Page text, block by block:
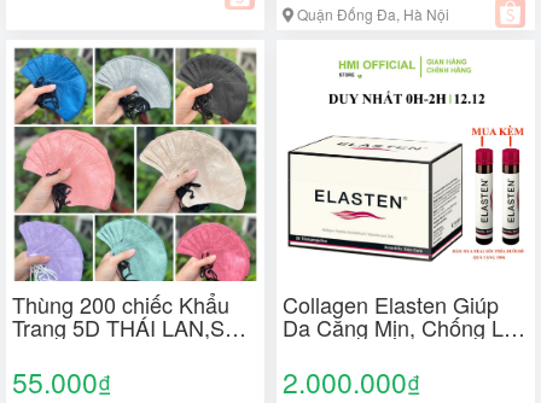
Quận Đống Đa, Hà Nội
Thùng 200 chiếc Khẩu
Trang 5D THÁI LAN,SKY
MASK CAREION Kháng
Khuẩn
55.000₫
Collagen Elasten Giúp
Da Căng Mịn, Chống Lão
Hóa, Tóc Chắc Khỏe, 28
ống x 25ml
2.000.000₫